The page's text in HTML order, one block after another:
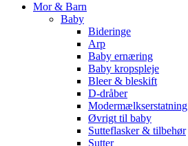
Mor & Barn
Baby
Bideringe
Arp
Baby ernæring
Baby kropspleje
Bleer & bleskift
D-dråber
Modermælkserstatning
Øvrigt til baby
Sutteflasker & tilbehør
Sutter